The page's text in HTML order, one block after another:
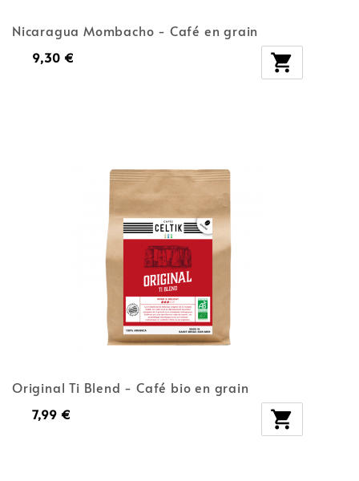
Nicaragua Mombacho - Café en grain
9,30 € 
Original Ti Blend - Café bio en grain
7,99 € 